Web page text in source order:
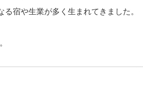
宿や生業が多く生まれてきました。